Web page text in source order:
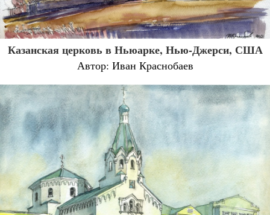
Казанская церковь в Ньюарке, Нью-Джерси, США
Автор: Иван Краснобаев